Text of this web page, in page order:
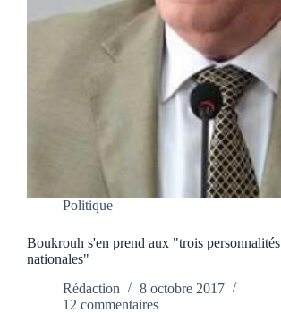
Politique
Boukrouh s'en prend aux "trois personnalités
nationales"
Rédaction
8 octobre 2017
12 commentaires